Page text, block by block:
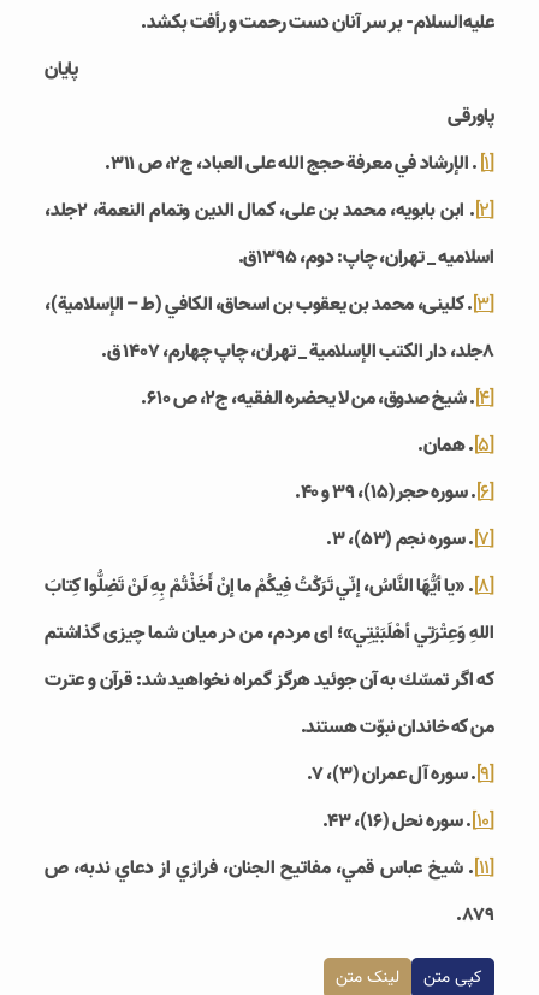
علیه‌السلام- بر سر آنان دست رحمت و رأفت بکشد.
پایان
پاورقی
[1] . الإرشاد في معرفة حجج الله على العباد، ج‏2، ص 311.
[2]
. ابن بابويه، محمد بن على، كمال الدين وتمام النعمة، 2جلد،
اسلاميه _ تهران، چاپ: دوم، 1395ق.
[3] . كلينى، محمد بن يعقوب بن اسحاق، الكافي (ط – الإسلامية)،
8جلد، دار الكتب الإسلامية _ تهران، چاپ چهارم، 1407 ق.
[4] . شيخ صدوق، من لا يحضره الفقيه، ج‌2، ص 610.
[5] . همان.
[6] . سوره حجر(15)، 39 و 40.
[7] . سوره نجم (53)، 3.
[8] . «يا أيُّهَا النَّاسُ، إنّي تَرَكْتُ فِيكُمْ ما إنْ أَخَذْتُمْ بِهِ لَنْ تَضِلُّوا كِتابَ
اللهِ وَعِتْرَتِي أهْلَبَيْتِي»؛ اى مردم، من در ميان شما چيزى گذاشتم
كه اگر تمسّك به آن جوئيد هرگز گمراه نخواهيد شد: قرآن و عترت
من كه خاندان نبوّت هستند.
[9] . سوره آل عمران (3)، 7.
[10]
. سوره نحل (16)، 43.
[11] . شيخ عباس قمي، مفاتيح الجنان، فرازي از دعاي ندبه، ص
879.
کپی متن لینک متن